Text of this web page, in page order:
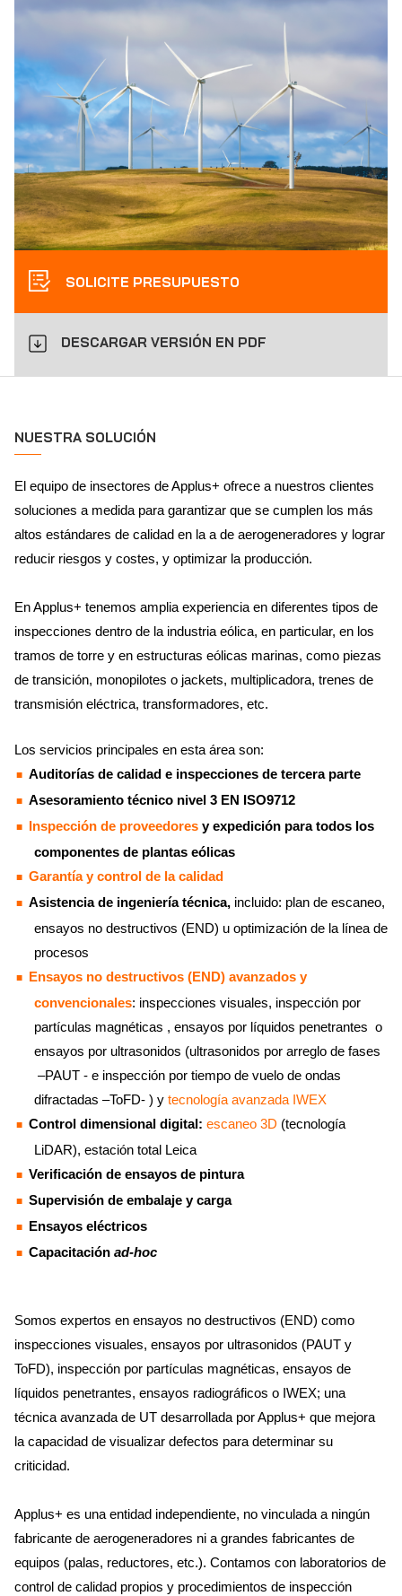
SOLICITE PRESUPUESTO
DESCARGAR VERSIÓN EN PDF
NUESTRA SOLUCIÓN
El equipo de insectores de Applus+ ofrece a nuestros clientes
soluciones a medida para garantizar que se cumplen los más
altos estándares de calidad en la a de aerogeneradores y lograr
reducir riesgos y costes, y optimizar la producción.
En Applus+ tenemos amplia experiencia en diferentes tipos de
inspecciones dentro de la industria eólica, en particular, en los
tramos de torre y en estructuras eólicas marinas, como piezas
de transición, monopilotes o jackets, multiplicadora, trenes de
transmisión eléctrica, transformadores, etc.
Los servicios principales en esta área son:
Auditorías de calidad e inspecciones de tercera parte
Asesoramiento técnico nivel 3 EN ISO9712
Inspección de proveedores y expedición para todos los
componentes de plantas eólicas
Garantía y control de la calidad
Asistencia de ingeniería técnica, incluido: plan de escaneo,
ensayos no destructivos (END) u optimización de la línea de
procesos
Ensayos no destructivos (END) avanzados y
convencionales: inspecciones visuales, inspección por
partículas magnéticas , ensayos por líquidos penetrantes o
ensayos por ultrasonidos (ultrasonidos por arreglo de fases
–PAUT - e inspección por tiempo de vuelo de ondas
difractadas –ToFD- ) y tecnología avanzada IWEX
Control dimensional digital: escaneo 3D (tecnología
LiDAR), estación total Leica
Verificación de ensayos de pintura
Supervisión de embalaje y carga
Ensayos eléctricos
Capacitación ad-hoc
Somos expertos en ensayos no destructivos (END) como
inspecciones visuales, ensayos por ultrasonidos (PAUT y
ToFD), inspección por partículas magnéticas, ensayos de
líquidos penetrantes, ensayos radiográficos o IWEX; una
técnica avanzada de UT desarrollada por Applus+ que mejora
la capacidad de visualizar defectos para determinar su
criticidad.
Applus+ es una entidad independiente, no vinculada a ningún
fabricante de aerogeneradores ni a grandes fabricantes de
equipos (palas, reductores, etc.). Contamos con laboratorios de
control de calidad propios y procedimientos de inspección